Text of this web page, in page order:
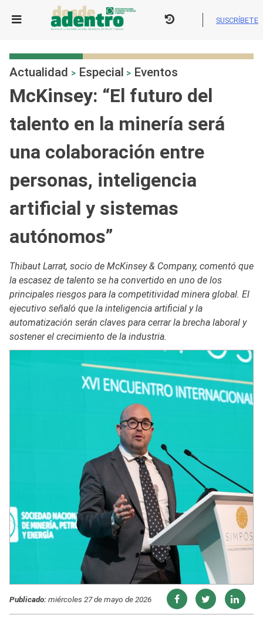
SUSCRÍBETE
Actualidad > Especial > Eventos
McKinsey: “El futuro del
talento en la minería será
una colaboración entre
personas, inteligencia
artificial y sistemas
autónomos”
Thibaut Larrat, socio de McKinsey & Company, comentó que
la escasez de talento se ha convertido en uno de los
principales riesgos para la competitividad minera global. El
ejecutivo señaló que la inteligencia artificial y la
automatización serán claves para cerrar la brecha laboral y
sostener el crecimiento de la industria.
Publicado:miércoles 27 de mayo de 2026